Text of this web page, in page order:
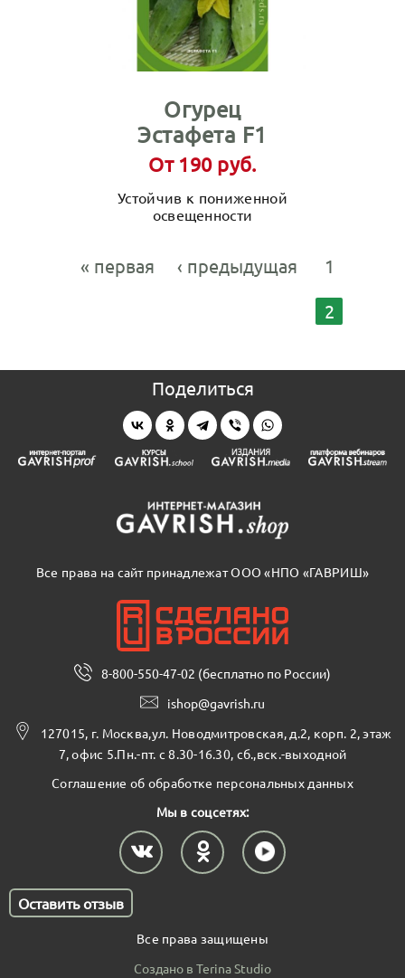
Огурец
Эстафета F1
От 190 руб.
Устойчив к пониженной
освещенности
« первая ‹ предыдущая
1
2
Поделиться
Все права на сайт принадлежат ООО «НПО «ГАВРИШ»
8-800-550-47-02 (бесплатно по России)
ishop@gavrish.ru
127015, г. Москва,ул. Новодмитровская, д.2, корп. 2, этаж
7, офис 5.Пн.-пт. с 8.30-16.30, сб.,вск.-выходной
Соглашение об обработке персональных данных
Мы в соцсетях:
Оставить отзыв
Все права защищены
Создано в Terina Studio